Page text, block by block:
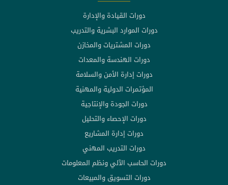
دورات القيادة والإدارة
دورات الموارد البشرية والتدريب
دورات المشتريات والمخازن
دورات الهندسة والمعدات
دورات إدارة الأمن والسلامة
المؤتمرات الدولية والمهنية
دورات الجودة والإنتاجية
دورات الإحصاء والتحليل
دورات إدارة المشاريع
دورات التدريب المهني
دورات الحاسب الآلي ونظم المعلومات
دورات التسويق والمبيعات